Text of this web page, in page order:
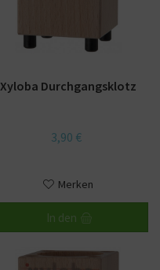
Xyloba Durchgangsklotz
3,90 €
Merken
In den